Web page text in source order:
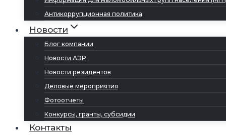
Антикоррупционная политика
Новости
Блог компании
Новости АЭР
Новости резидентов
Деловые мероприятия
Фотоотчеты
Конкурсы, гранты, субсидии
Контакты